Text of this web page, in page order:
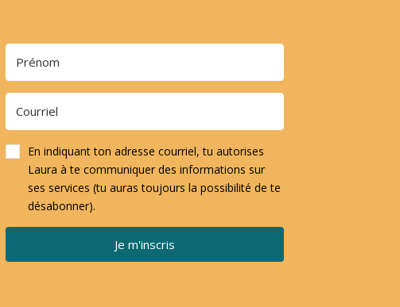
En indiquant ton adresse courriel, tu autorises
Laura à te communiquer des informations sur
ses services (tu auras toujours la possibilité de te
désabonner).
Je m'inscris